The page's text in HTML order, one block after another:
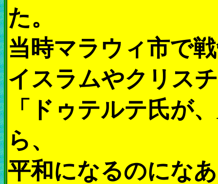
た。
当時マラウィ市で
イスラムやクリス
「ドゥテルテ氏が
ら、
平和になるのにな